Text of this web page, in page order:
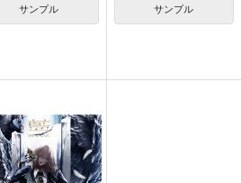
サンプル
サンプル